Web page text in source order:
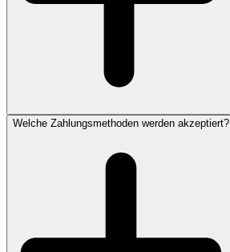
Welche Zahlungsmethoden werden akzeptiert?